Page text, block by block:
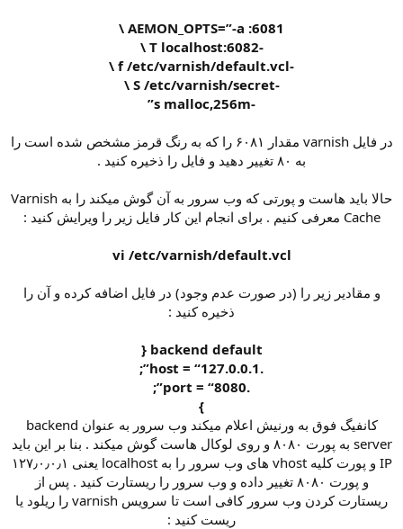
AEMON_OPTS=”-a :6081 \
-T localhost:6082 \
-f /etc/varnish/default.vcl \
-S /etc/varnish/secret \
-s malloc,256m”
در فایل varnish مقدار ۶۰۸۱ را که به رنگ قرمز مشخص شده است را
به ۸۰ تغییر دهید و فایل را ذخیره کنید .
حالا باید هاست و پورتی که وب سرور به آن گوش میکند را به Varnish
Cache معرفی کنیم . برای انجام این کار فایل زیر را ویرایش کنید :
vi /etc/varnish/default.vcl
و مقادیر زیر را (در صورت عدم وجود) در فایل اضافه کرده و آن را
ذخیره کنید :
backend default {
.host = “127.0.0.1”;
.port = “8080”;
}
کانفیگ فوق به ورنیش اعلام میکند وب سرور به عنوان backend
server به پورت ۸۰۸۰ و روی لوکال هاست گوش میکند . بنا بر این باید
IP و پورت کلیه vhost های وب سرور را به localhost یعنی ۱۲۷٫۰٫۰٫۱
و پورت ۸۰۸۰ تغییر داده و وب سرور را ریستارت کنید . پس از
ریستارت کردن وب سرور کافی است تا سرویس varnish را ریلود یا
ریست کنید :